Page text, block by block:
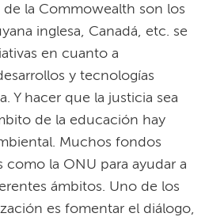
de la Commowealth son los
inglesa, Canadá, etc. se
en cuanto a
y tecnologías
Y hacer que la justicia sea
de la educación hay
Muchos fondos
como la ONU para ayudar a
ámbitos. Uno de los
es fomentar el diálogo,